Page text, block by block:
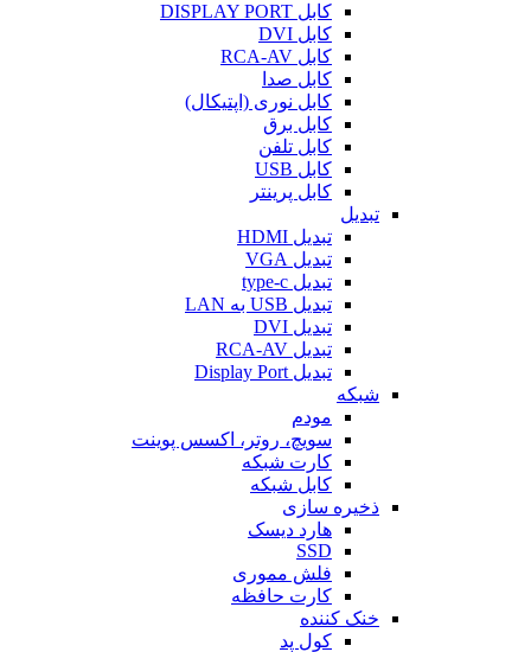
کابل DISPLAY PORT
کابل DVI
کابل RCA-AV
کابل صدا
کابل نوری (اپتیکال)
کابل برق
کابل تلفن
کابل USB
کابل پرینتر
تبدیل
تبدیل HDMI
تبدیل VGA
تبدیل type-c
تبدیل USB به LAN
تبدیل DVI
تبدیل RCA-AV
تبدیل Display Port
شبکه
مودم
سویچ، روتر، اکسس پوینت
کارت شبکه
کابل شبکه
ذخیره سازی
هارد دیسک
SSD
فلش مموری
کارت حافظه
خنک کننده
کول پد